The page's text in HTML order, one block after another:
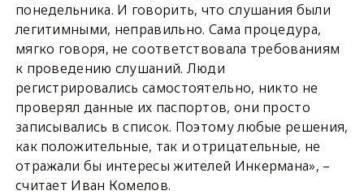
понедельника. И говорить, что слушания были
легитимными, неправильно. Сама процедура,
мягко говоря, не соответствовала требованиям
к проведению слушаний. Люди
регистрировались самостоятельно, никто не
проверял данные их паспортов, они просто
записывались в список. Поэтому любые решения,
как положительные, так и отрицательные, не
отражали бы интересы жителей Инкермана», –
считает Иван Комелов.